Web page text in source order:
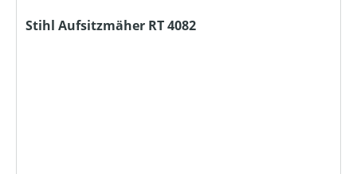
Stihl Aufsitzmäher RT 4082